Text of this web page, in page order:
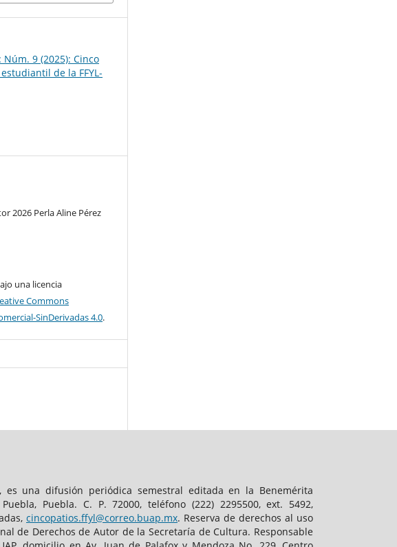
Núm. 9 (2025): Cinco
de la FFYL-
2026 Perla Aline Pérez
una licencia
Commons
SinDerivadas 4.0.
una difusión periódica semestral editada en la Benemérita
Puebla. C. P. 72000, teléfono (222) 2295500, ext. 5492,
cincopatios.ffyl@correo.buap.mx. Reserva de derechos al uso
de Derechos de Autor de la Secretaría de Cultura. Responsable